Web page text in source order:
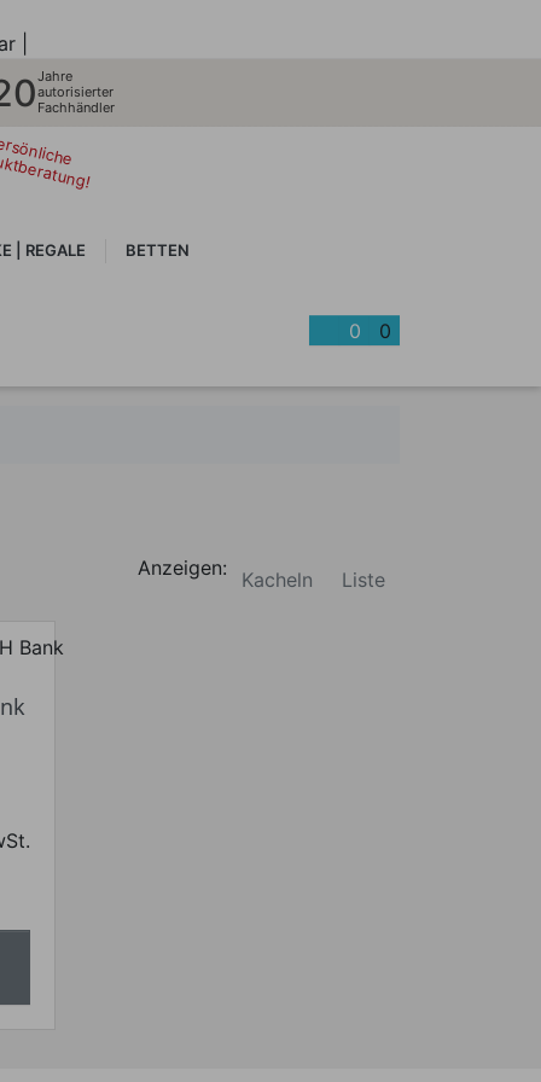
|
Jahre
autorisierter
Fachhändler
| REGALE BETTEN
0 0
Anzeigen: Kacheln Liste